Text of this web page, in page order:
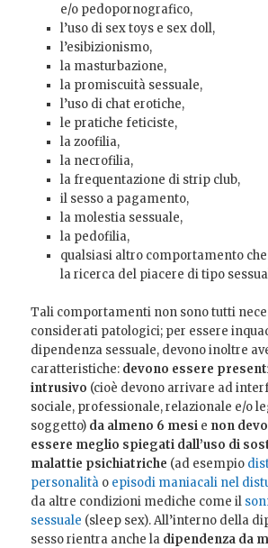
e/o pedopornografico,
l’uso di sex toys e sex doll,
l’esibizionismo,
la masturbazione,
la promiscuità sessuale,
l’uso di chat erotiche,
le pratiche feticiste,
la zoofilia,
la necrofilia,
la frequentazione di strip club,
il sesso a pagamento,
la molestia sessuale,
la pedofilia,
qualsiasi altro comportamento
la ricerca del piacere di tipo
Tali comportamenti non sono tutti
considerati patologici; per essere
dipendenza sessuale, devono inoltre
caratteristiche: devono essere
intrusivo (cioè devono arrivare ad
sociale, professionale, relazionale e/o
soggetto) da almeno 6 mesi e non
essere meglio spiegati dall’uso di
malattie psichiatriche (ad esempio
personalità o episodi maniacali nel
da altre condizioni mediche come il
sessuale (sleep sex). All’interno della
sesso rientra anche la dipendenza da